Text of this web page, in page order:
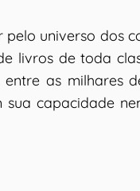
universo dos
livros de toda
as milhares
capacidade